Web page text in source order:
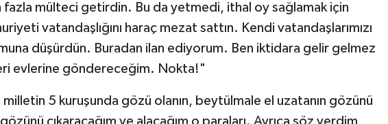
fazla mülteci getirdin. Bu da yetmedi, ithal oy sağlamak için
vatandaşlığını haraç mezat sattın. Kendi vatandaşlarımızı
düşürdün. Buradan ilan ediyorum. Ben iktidara gelir gelmez
evlerine göndereceğim. Nokta!"
5 kuruşunda gözü olanın, beytülmale el uzatanın gözünü
çıkaracağım ve alacağım o paraları. Ayrıca söz verdim